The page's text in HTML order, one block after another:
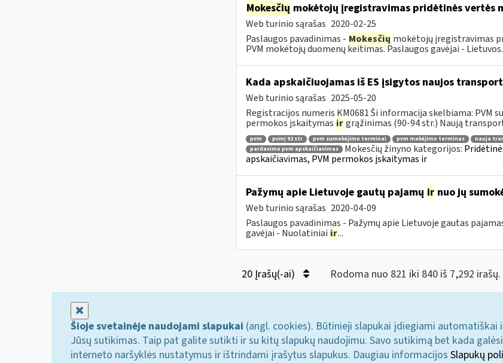
Mokesčių mokėtojų įregistravimas pridėtinės vertės
Web turinio sąrašas 2020-02-25
Paslaugos pavadinimas - Mokesčių mokėtojų įregistravimas
PVM mokėtojų duomenų keitimas. Paslaugos gavėjai -
Kada apskaičiuojamas iš ES įsigytos naujos
Web turinio sąrašas 2025-05-20
Registracijos numeris KM0681 Ši informacija skelbiama: PVM
permokos įskaitymas ir grąžinimas (90-94 str.) Naują
pvm pvmį 92 str pvm sumokėjimo terminai pvm mokėjimo terminas nauja
pardavimo pvm apskaičiavimas
Mokesčių žinyno kategorijos:
apskaičiavimas, PVM permokos įskaitymas ir
Pažymų apie Lietuvoje gautų pajamų irnuo jų
Web turinio sąrašas 2020-04-09
Paslaugos pavadinimas - Pažymų apie Lietuvoje gautas
gavėjai - Nuolatiniai ir...
20 Įrašų(-ai) Rodoma nuo 821 iki 840 iš 7,292 irašų.
Šioje svetainėje naudojami slapukai (angl. cookies). Būtinieji slapukai įdiegiami automatiškai
Jūsų sutikimas. Taip pat galite sutikti ir su kitų slapukų naudojimu. Savo sutikimą bet kada
interneto naršyklės nustatymus ir ištrindami įrašytus slapukus. Daugiau informacijos Slapukų